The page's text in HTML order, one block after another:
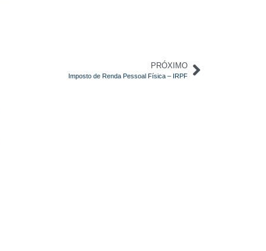
PRÓXIMO
Imposto de Renda Pessoal Física – IRPF